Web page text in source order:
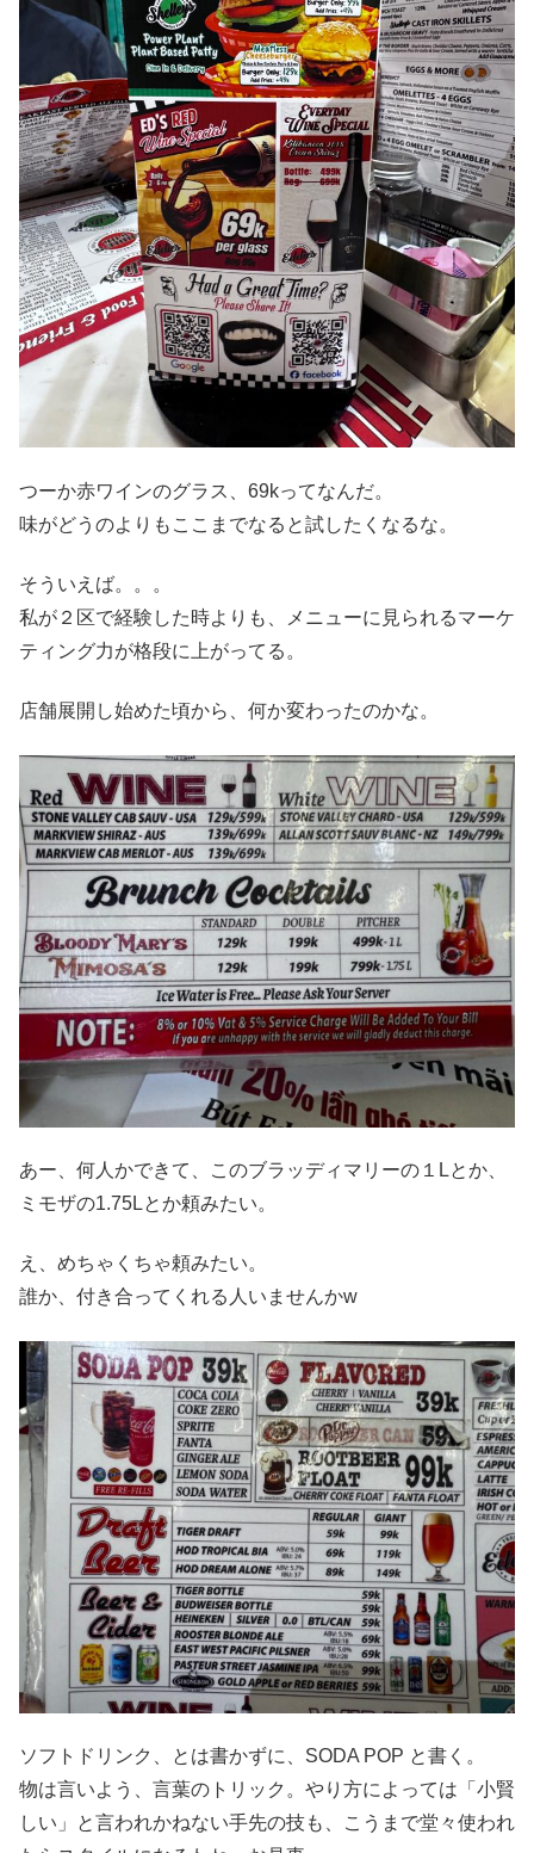
つーか赤ワインのグラス、69kってなんだ。
味がどうのよりもここまでなると試したくなるな。
そういえば。。。
私が２区で経験した時よりも、メニューに見られるマーケ
ティング力が格段に上がってる。
店舗展開し始めた頃から、何か変わったのかな。
あー、何人かできて、このブラッディマリーの１Lとか、
ミモザの1.75Lとか頼みたい。
え、めちゃくちゃ頼みたい。
誰か、付き合ってくれる人いませんかw
ソフトドリンク、とは書かずに、SODA POP と書く。
物は言いよう、言葉のトリック。やり方によっては「小賢
しい」と言われかねない手先の技も、こうまで堂々使われ